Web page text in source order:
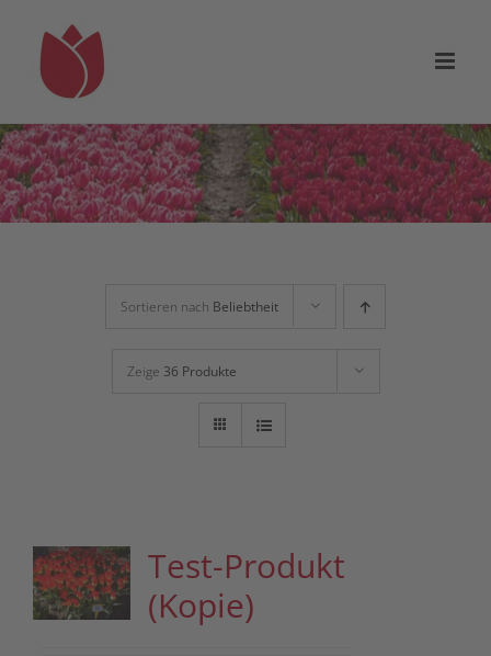
Inhalt
Startseite Shop 18 Stück
Sortieren nach Beliebtheit
Zeige 36 Produkte
Test-Produkt
(Kopie)